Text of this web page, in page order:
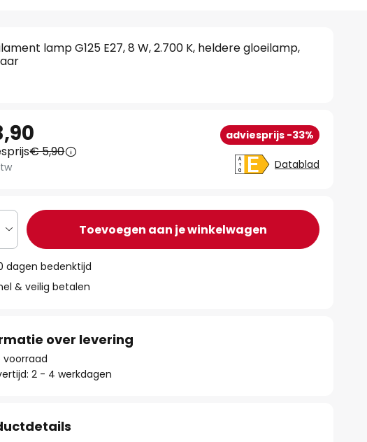
lamp G125 E27, 8 W, 2.700 K, heldere gloeilamp,
adviesprijs -33%
€ 5,90
Datablad
Toevoegen aan je winkelwagen
dagen bedenktijd
& veilig betalen
over levering
voorraad
2 - 4 werkdagen